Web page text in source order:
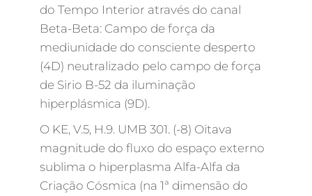
do Tempo Interior através do canal
Beta-Beta: Campo de força da
mediunidade do consciente desperto
(4D) neutralizado pelo campo de força
de Sirio B-52 da iluminação
hiperplásmica (9D).
O KE, V.5, H.9. UMB 301. (-8) Oitava
magnitude do fluxo do espaço externo
sublima o hiperplasma Alfa-Alfa da
Criação Cósmica (na 1ª dimensão do